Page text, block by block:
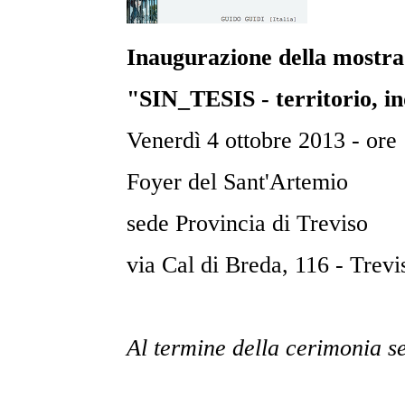
Inaugurazione della mostra
"SIN_TESIS - territorio,
Venerdì 4 ottobre 2013 - ore
Foyer del Sant'Artemio
sede Provincia di Treviso
via Cal di Breda, 116 -
Al termine della cerimonia